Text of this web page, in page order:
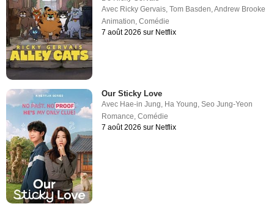
Avec Ricky Gervais ,Tom Basden ,Andrew Brooke
Animation ,Comédie
7 août 2026 sur Netflix
Our Sticky Love
Avec Hae-in Jung, Ha Young,Seo Jung-Yeon
Romance,Comédie
7 août 2026 sur Netflix